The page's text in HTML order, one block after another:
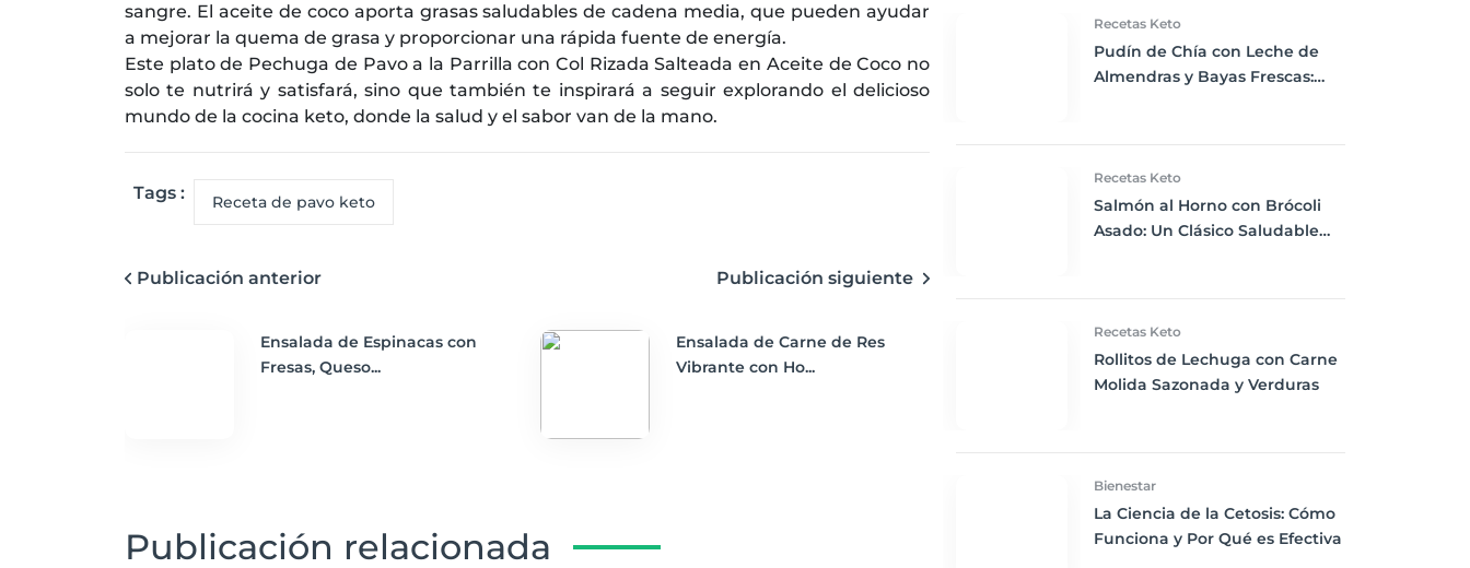
sangre. El aceite de coco aporta grasas saludables de cadena media, que pueden ayudar
a mejorar la quema de grasa y proporcionar una rápida fuente de energía.
Este plato de Pechuga de Pavo a la Parrilla con Col Rizada Salteada en Aceite de Coco no
solo te nutrirá y satisfará, sino que también te inspirará a seguir explorando el delicioso
mundo de la cocina keto, donde la salud y el sabor van de la mano.
Tags : Receta de pavo keto
Publicación anterior Publicación siguiente
Ensalada de Espinacas con
Fresas, Queso...
Ensalada de Carne de Res
Vibrante con Ho...
Publicación relacionada
Recetas Keto
Pudín de Chía con Leche de
Almendras y Bayas Frescas:
Recetas Keto
Salmón al Horno con Brócoli
Asado: Un Clásico Saludable
Recetas Keto
Rollitos de Lechuga con Carne
Molida Sazonada y Verduras
Bienestar
La Ciencia de la Cetosis: Cómo
Funciona y Por Qué es Efectiva